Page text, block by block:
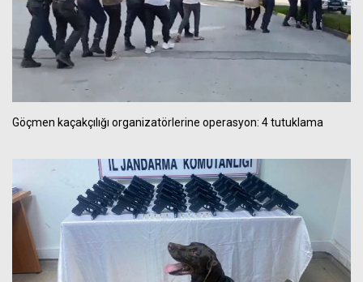
Göçmen kaçakçılığı organizatörlerine operasyon: 4 tutuklama